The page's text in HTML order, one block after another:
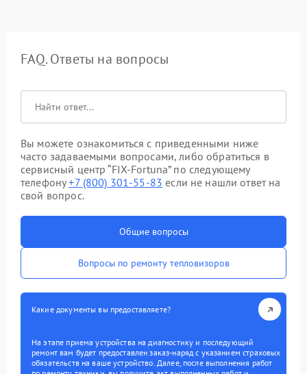
FAQ. Ответы на вопросы
Вы можете ознакомиться с приведенными ниже
часто задаваемыми вопросами, либо обратиться в
сервисный центр “FIX-Fortuna” по следующему
телефону+7 (800) 301-55-83 если не нашли ответ на
свой вопрос.
Общие вопросы
Вопросы по ремонту тепловизоров
Какие документы вы предоставляете?
На этапе приема устройства на диагностику и последующий
ремонт вам будет предоставлен заказ-наряд с указанием страховых
обязательств на ваше устройство. Далее, после выполнения работ